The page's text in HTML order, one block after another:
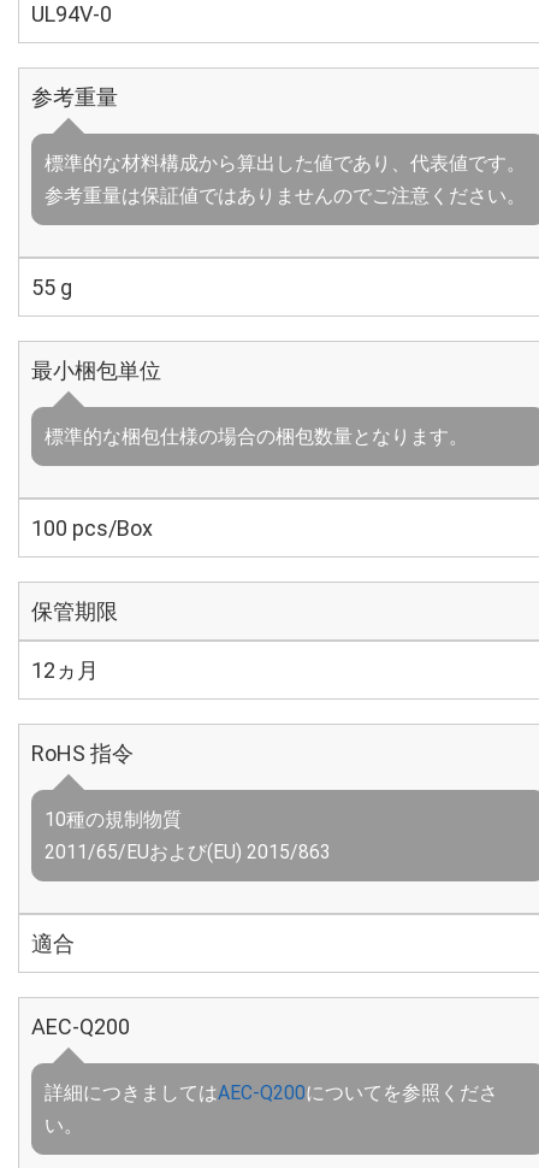
UL94V-0
参考重量
標準的な材料構成から算出した値であり、代表値です。
参考重量は保証値ではありませんのでご注意ください。
55 g
最小梱包単位
標準的な梱包仕様の場合の梱包数量となります。
100 pcs/Box
保管期限
12ヵ月
RoHS 指令
10種の規制物質
2011/65/EUおよび(EU) 2015/863
適合
AEC-Q200
詳細につきましてはAEC-Q200についてを参照くださ
い。